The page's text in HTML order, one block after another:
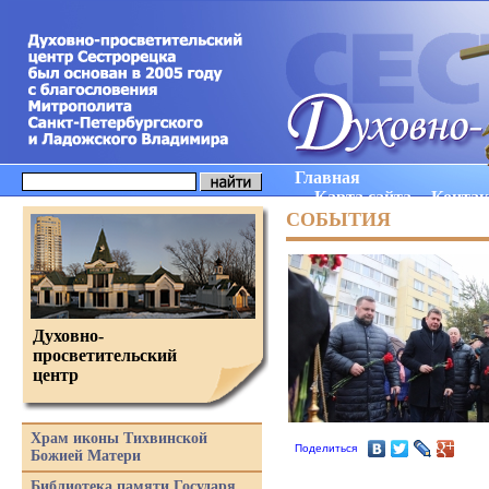
Главная
Карта сайта
СОБЫТИЯ
Поделиться
Духовно-
просветительский
центр
Храм иконы Тихвинской
Божией Матери